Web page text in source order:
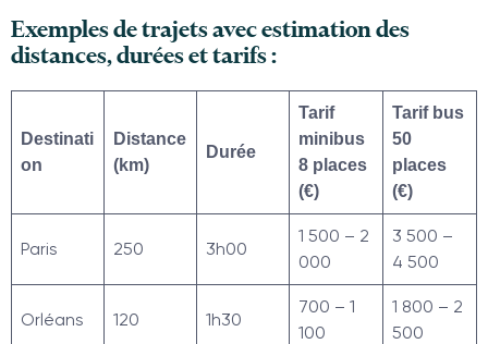
Exemples de trajets avec estimation des
distances, durées et tarifs :
Destinati
on
Distance
(km)
Durée
Tarif
minibus
8 places
(€)
Tarif bus
50
places
(€)
Paris 250 3h00
1 500 – 2
000
3 500 –
4 500
Orléans 120 1h30
700 – 1
100
1 800 – 2
500